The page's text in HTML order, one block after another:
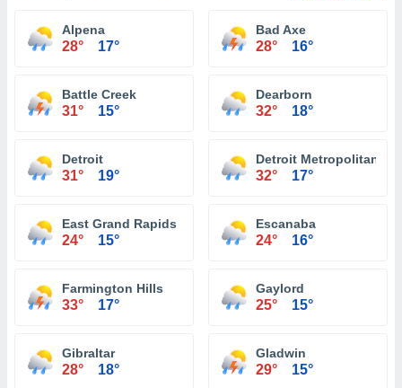
Alpena
28° 17°
Bad Axe
28° 16°
Battle Creek
31° 15°
Dearborn
32° 18°
Detroit
31° 19°
Detroit Metropolitan
32° 17°
East Grand Rapids
24° 15°
Escanaba
24° 16°
Farmington Hills
33° 17°
Gaylord
25° 15°
Gibraltar
28° 18°
Gladwin
29° 15°